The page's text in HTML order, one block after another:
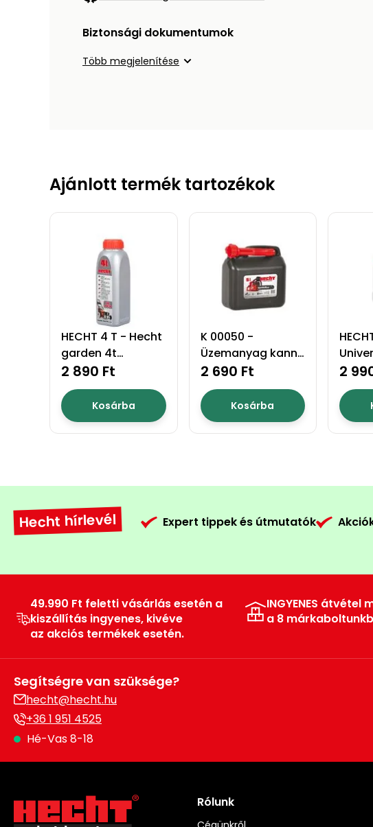
Biztonsági dokumentumok
Több megjelenítése
Ajánlott termék tartozékok
HECHT 4 T - Hecht
garden 4t
motorolaj 0,8l
2 890 Ft
Kosárba
K 00050 -
Üzemanyag kanna
5l
2 690 Ft
Kosárba
2
Hecht hírlevél Expert tippek és útmutatók
49.990 Ft feletti vásárlás esetén a
kiszállítás ingyenes, kivéve
az akciós termékek esetén.
INGYENES átvétel
a 8
Segítségre van szüksége?
hecht@hecht.hu
+36 1 951 4525
Hé-Vas 8-18
Rólunk